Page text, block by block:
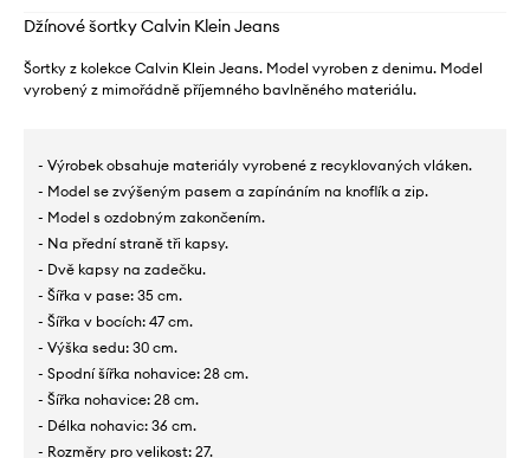
Džínové šortky Calvin Klein Jeans
Šortky z kolekce Calvin Klein Jeans. Model vyroben z denimu. Model
vyrobený z mimořádně příjemného bavlněného materiálu.
- Výrobek obsahuje materiály vyrobené z recyklovaných vláken.
- Model se zvýšeným pasem a zapínáním na knoflík a zip.
- Model s ozdobným zakončením.
- Na přední straně tři kapsy.
- Dvě kapsy na zadečku.
- Šířka v pase: 35 cm.
- Šířka v bocích: 47 cm.
- Výška sedu: 30 cm.
- Spodní šířka nohavice: 28 cm.
- Šířka nohavice: 28 cm.
- Délka nohavic: 36 cm.
- Rozměry pro velikost: 27.